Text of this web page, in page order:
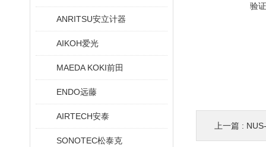
ANRITSU安立计器
AIKOH爱光
MAEDA KOKI前田
ENDO远藤
AIRTECH安泰
SONOTEC松泰克
验
上一篇 :